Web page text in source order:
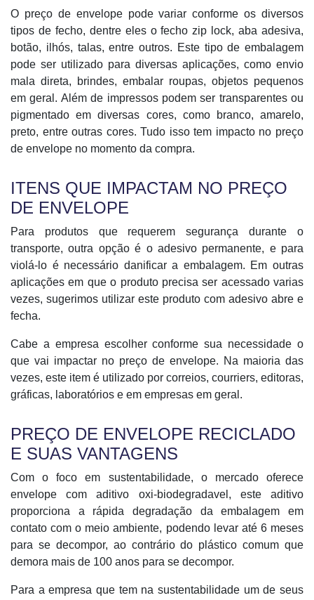
O preço de envelope pode variar conforme os diversos
tipos de fecho, dentre eles o fecho zip lock, aba adesiva,
botão, ilhós, talas, entre outros. Este tipo de embalagem
pode ser utilizado para diversas aplicações, como envio
mala direta, brindes, embalar roupas, objetos pequenos
em geral. Além de impressos podem ser transparentes ou
pigmentado em diversas cores, como branco, amarelo,
preto, entre outras cores. Tudo isso tem impacto no preço
de envelope no momento da compra.
ITENS QUE IMPACTAM NO PREÇO
DE ENVELOPE
Para produtos que requerem segurança durante o
transporte, outra opção é o adesivo permanente, e para
violá-lo é necessário danificar a embalagem. Em outras
aplicações em que o produto precisa ser acessado varias
vezes, sugerimos utilizar este produto com adesivo abre e
fecha.
Cabe a empresa escolher conforme sua necessidade o
que vai impactar no preço de envelope. Na maioria das
vezes, este item é utilizado por correios, courriers, editoras,
gráficas, laboratórios e em empresas em geral.
PREÇO DE ENVELOPE RECICLADO
E SUAS VANTAGENS
Com o foco em sustentabilidade, o mercado oferece
envelope com aditivo oxi-biodegradavel, este aditivo
proporciona a rápida degradação da embalagem em
contato com o meio ambiente, podendo levar até 6 meses
para se decompor, ao contrário do plástico comum que
demora mais de 100 anos para se decompor.
Para a empresa que tem na sustentabilidade um de seus